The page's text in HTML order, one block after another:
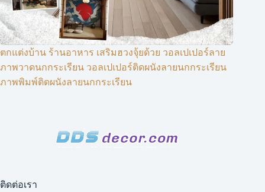
ตกแต่งบ้าน ร้านอาหาร เสริมฮวงจุ้ยด้วย วอลเปเปอร์ลาย
ภาพวาดนกกระเรียน วอลเปเปอร์ติดผนังลายนกกระเรียน
ภาพพิมพ์ติดผนังลายนกกระเรียน
ติดต่อเรา